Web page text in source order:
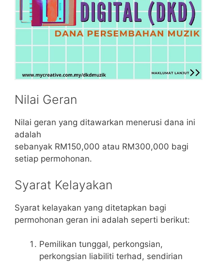
Nilai Geran
Nilai geran yang ditawarkan menerusi dana ini
adalah
sebanyak RM150,000 atau RM300,000 bagi
setiap permohonan.
Syarat Kelayakan
Syarat kelayakan yang ditetapkan bagi
permohonan geran ini adalah seperti berikut:
Pemilikan tunggal, perkongsian,
perkongsian liabiliti terhad, sendirian